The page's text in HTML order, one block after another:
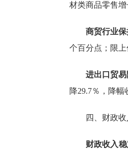
材类商品零售
商贸行业保
个百分点； 限
进出口贸易
降29.7％，降
四、财政
财政收入稳